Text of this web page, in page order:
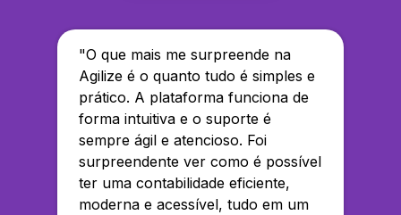
"O que mais me surpreende na
Agilize é o quanto tudo é simples e
prático. A plataforma funciona de
forma intuitiva e o suporte é
sempre ágil e atencioso. Foi
surpreendente ver como é possível
ter uma contabilidade eficiente,
moderna e acessível, tudo em um